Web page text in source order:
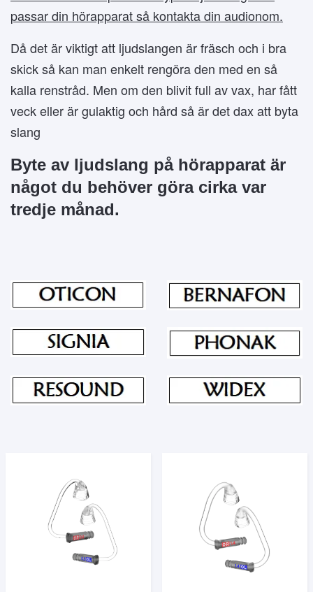
passar din hörapparat så kontakta din audionom.
Då det är viktigt att ljudslangen är fräsch och i bra
skick så kan man enkelt rengöra den med en så
kalla renstråd. Men om den blivit full av vax, har fått
veck eller är gulaktig och hård så är det dax att byta
slang
Byte av ljudslang på hörapparat är
något du behöver göra cirka var
tredje månad.